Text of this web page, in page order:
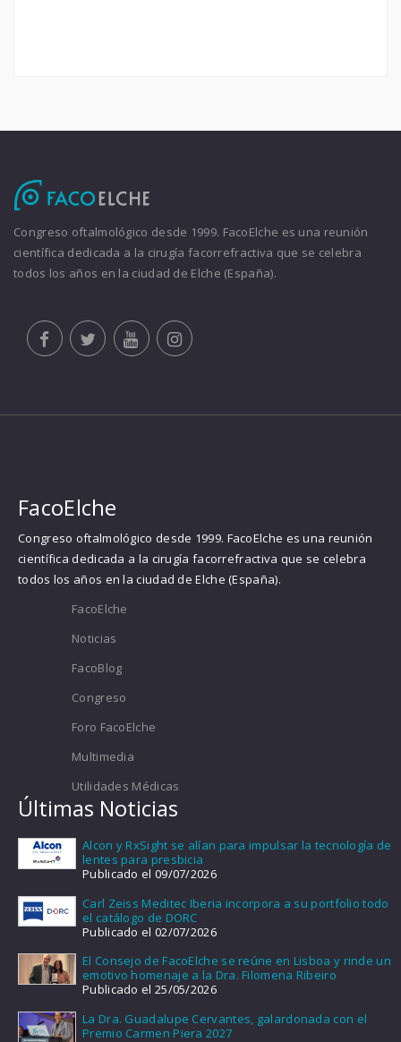
Congreso oftalmológico desde 1999. FacoElche es una reunión
científica dedicada a la cirugía facorrefractiva que se celebra
todos los años en la ciudad de Elche (España).
FacoElche
Congreso oftalmológico desde 1999. FacoElche es una reunión
científica dedicada a la cirugía facorrefractiva que se celebra
todos los años en la ciudad de Elche (España).
FacoElche
Noticias
FacoBlog
Congreso
Foro FacoElche
Multimedia
Utilidades Médicas
Últimas Noticias
Alcon y RxSight se alían para impulsar la tecnología de
lentes para presbicia
Publicado el 09/07/2026
Carl Zeiss Meditec Iberia incorpora a su portfolio todo
el catálogo de DORC
Publicado el 02/07/2026
El Consejo de FacoElche se reúne en Lisboa y rinde un
emotivo homenaje a la Dra. Filomena Ribeiro
Publicado el 25/05/2026
La Dra. Guadalupe Cervantes, galardonada con el
Premio Carmen Piera 2027